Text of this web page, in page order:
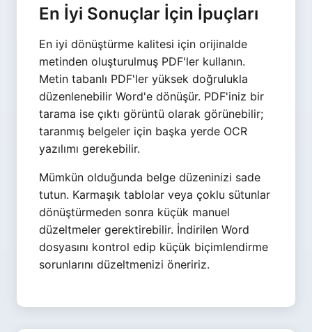
En İyi Sonuçlar İçin İpuçları
En iyi dönüştürme kalitesi için orijinalde
metinden oluşturulmuş PDF'ler kullanın.
Metin tabanlı PDF'ler yüksek doğrulukla
düzenlenebilir Word'e dönüşür. PDF'iniz bir
tarama ise çıktı görüntü olarak görünebilir;
taranmış belgeler için başka yerde OCR
yazılımı gerekebilir.
Mümkün olduğunda belge düzeninizi sade
tutun. Karmaşık tablolar veya çoklu sütunlar
dönüştürmeden sonra küçük manuel
düzeltmeler gerektirebilir. İndirilen Word
dosyasını kontrol edip küçük biçimlendirme
sorunlarını düzeltmenizi öneririz.